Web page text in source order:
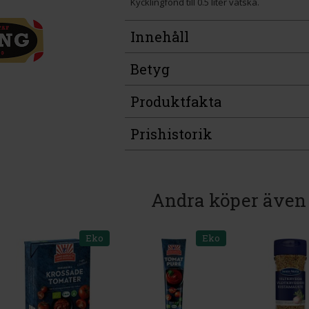
Innehåll
Betyg
Produktfakta
Prishistorik
Andra köper även
Eko Eko